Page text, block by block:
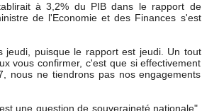
à 3,2% du PIB dans le rapport de
de l'Economie et des Finances s'est
puisque le rapport est jeudi. Un tout
vous confirmer, c'est que si effectivement
nous ne tiendrons pas nos engagements
une question de souveraineté nationale",